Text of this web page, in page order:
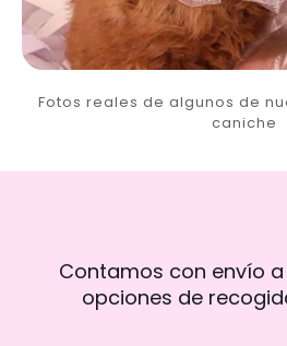
Fotos reales de algunos de
caniche
Contamos con envío
opciones de